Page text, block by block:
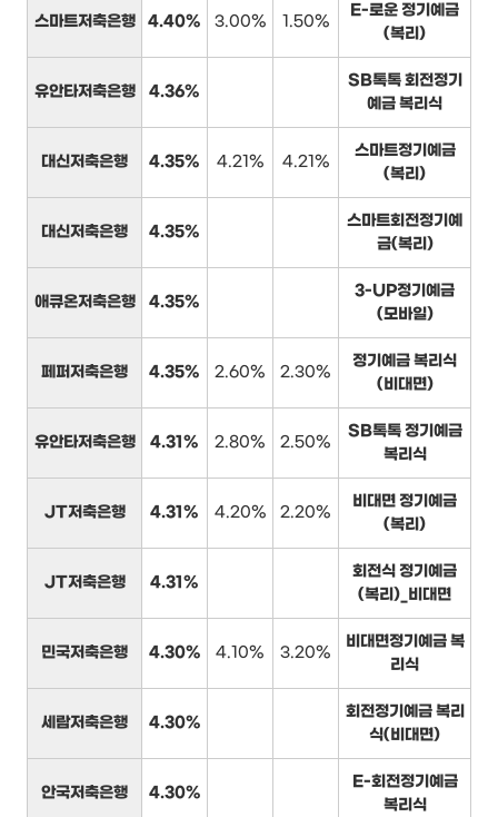
스마트저축은행 4.40% 3.00% 1.50%
E-로운 정기예금
(복리)
유안타저축은행 4.36%
SB톡톡 회전정기
예금 복리식
대신저축은행 4.35% 4.21% 4.21%
스마트정기예금
(복리)
대신저축은행 4.35%
스마트회전정기예
금(복리)
애큐온저축은행 4.35%
3-UP정기예금
(모바일)
페퍼저축은행 4.35% 2.60% 2.30%
정기예금 복리식
(비대면)
유안타저축은행 4.31% 2.80% 2.50%
SB톡톡 정기예금
복리식
JT저축은행 4.31% 4.20% 2.20%
비대면 정기예금
(복리)
JT저축은행 4.31%
회전식 정기예금
(복리)_비대면
민국저축은행 4.30% 4.10% 3.20%
비대면정기예금 복
리식
세람저축은행 4.30%
회전정기예금 복리
식(비대면)
안국저축은행 4.30%
E-회전정기예금
복리식